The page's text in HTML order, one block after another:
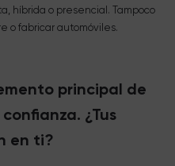
híbrida o presencial. Tampoco
o fabricar automóviles.
principal de
¿Tus
en ti?